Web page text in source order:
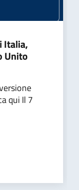
Italia,
Unito
qui Il 7